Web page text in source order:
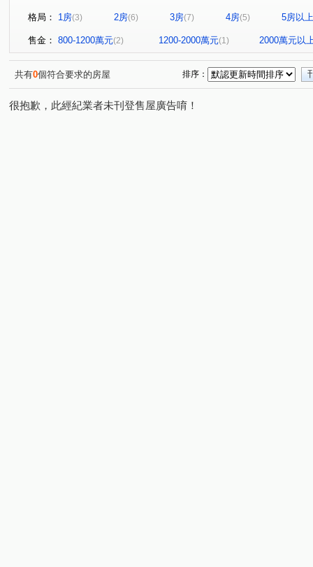
富享榮華
方念拾山 瑪陵坑段 (1) 大安路一段(1)
信義路三段(1) (1) 敦化南路一段 林森北路(1)
信義路四段(1) 杭州南路一段(3) 潮州街(1) 明志路三段
大安路二段(1) 忠孝東路三段(1) 永康街(1) 仁愛路二段
仁愛路四段(1) 吳興街(1) 金華街(1) 新生南路一段(1)
格局： 1房(3) 2房(6) 3房(7) 4房(5) 5房以上
售金： 800-1200萬元(2) 1200-2000萬元(1) 2000萬元以
共有0個符合要求的房屋 排序：
很抱歉，此經紀業者未刊登售屋廣告唷！